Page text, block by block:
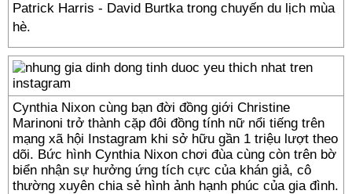
Patrick Harris - David Burtka trong chuyến du lịch mùa
hè.
Cynthia Nixon cùng bạn đời đồng giới Christine
Marinoni trở thành cặp đôi đồng tính nữ nổi tiếng trên
mạng xã hội Instagram khi sở hữu gần 1 triệu lượt theo
dõi. Bức hình Cynthia Nixon chơi đùa cùng còn trên bờ
biển nhận sự hưởng ứng tích cực của khán giả, cô
thường xuyên chia sẻ hình ảnh hạnh phúc của gia đình.